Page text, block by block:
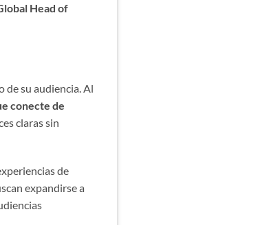
Head of
su audiencia. Al
conecte de
claras sin
de
expandirse a